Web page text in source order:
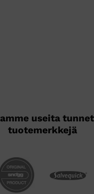
useita
tuotemerkkejä